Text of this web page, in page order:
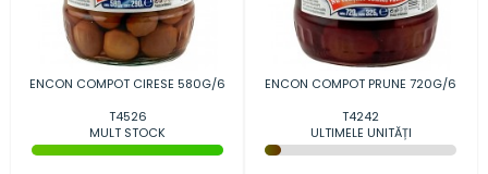
ENCON COMPOT CIRESE 580G/6
T4526
MULT STOCK
ENCON COMPOT PRUNE 720G/6
T4242
ULTIMELE UNITĂȚI